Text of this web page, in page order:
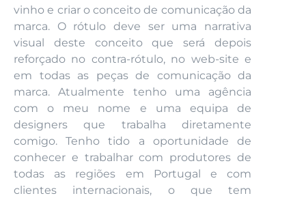
vinho e criar o conceito de comunicação da
marca. O rótulo deve ser uma narrativa
visual deste conceito que será depois
reforçado no contra-rótulo, no web-site e
em todas as peças de comunicação da
marca. Atualmente tenho uma agência
com o meu nome e uma equipa de
designers que trabalha diretamente
comigo. Tenho tido a oportunidade de
conhecer e trabalhar com produtores de
todas as regiões em Portugal e com
clientes internacionais, o que tem